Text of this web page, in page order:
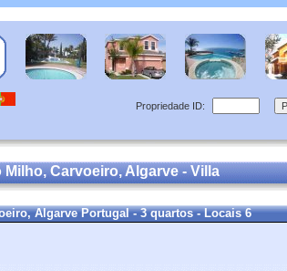
Propriedade ID:
Milho, Carvoeiro, Algarve -Villa
AlgarvePortugal - 3 quartos - Locais 6